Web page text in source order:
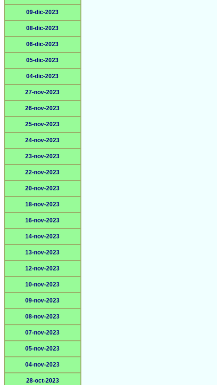
09-dic-2023
08-dic-2023
06-dic-2023
05-dic-2023
04-dic-2023
27-nov-2023
26-nov-2023
25-nov-2023
24-nov-2023
23-nov-2023
22-nov-2023
20-nov-2023
18-nov-2023
16-nov-2023
14-nov-2023
13-nov-2023
12-nov-2023
10-nov-2023
09-nov-2023
08-nov-2023
07-nov-2023
05-nov-2023
04-nov-2023
28-oct-2023